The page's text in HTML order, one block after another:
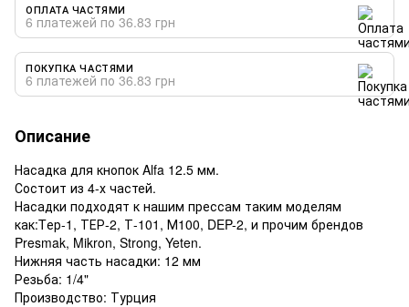
ОПЛАТА ЧАСТЯМИ
6 платежей по 36.83 грн
ПОКУПКА ЧАСТЯМИ
6 платежей по 36.83 грн
Описание
Насадка для кнопок Alfa 12.5 мм.
Состоит из 4-х частей.
Насадки подходят к нашим прессам таким моделям
как:Tер-1, ТЕР-2, Т-101, М100, DEP-2, и прочим брендов
Presmak, Mikron, Strong, Yeten.
Нижняя часть насадки: 12 мм
Резьба: 1/4"
Производство: Турция